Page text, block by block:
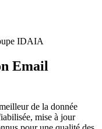
IDAIA
Email
de la donnée
mise à jour